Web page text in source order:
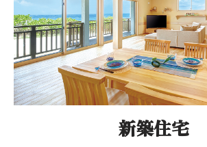
新築住宅